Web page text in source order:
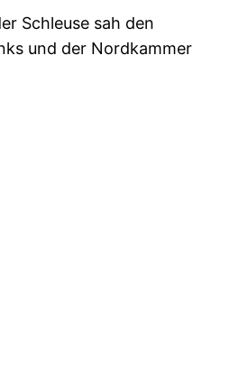
Schleuse sah den
und der Nordkammer